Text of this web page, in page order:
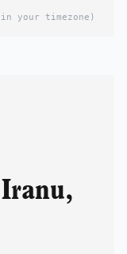
your timezone)
Iranu,